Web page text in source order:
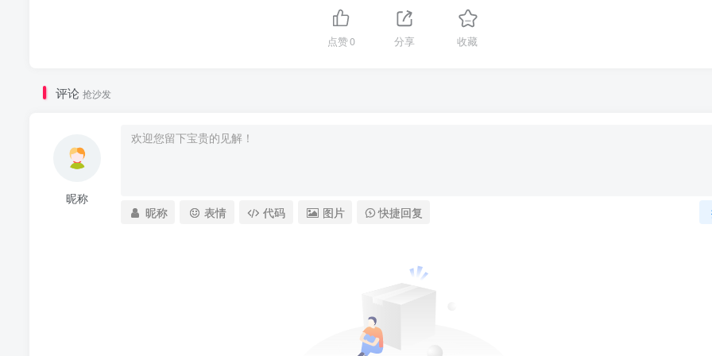
点赞0 分享 收藏
评论 抢沙发
昵称
昵称 表情 代码 图片 快捷回复